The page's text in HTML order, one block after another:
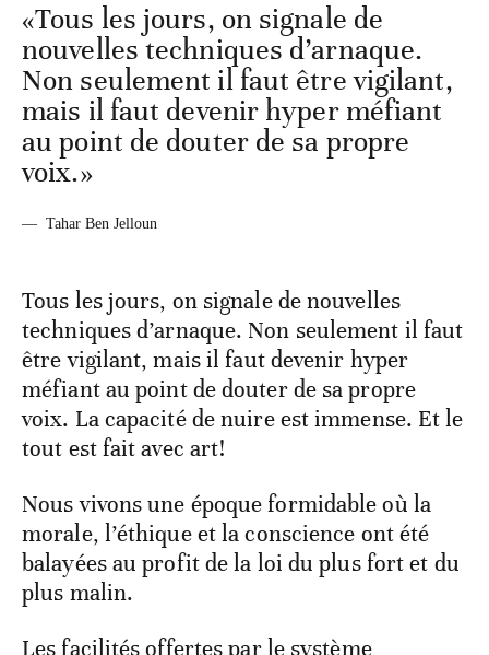
«Tous les jours, on signale de
nouvelles techniques d’arnaque.
Non seulement il faut être vigilant,
mais il faut devenir hyper méfiant
au point de douter de sa propre
voix.»
— Tahar Ben Jelloun
Tous les jours, on signale de nouvelles
techniques d’arnaque. Non seulement il faut
être vigilant, mais il faut devenir hyper
méfiant au point de douter de sa propre
voix. La capacité de nuire est immense. Et le
tout est fait avec art!
Nous vivons une époque formidable où la
morale, l’éthique et la conscience ont été
balayées au profit de la loi du plus fort et du
plus malin.
Les facilités offertes par le système